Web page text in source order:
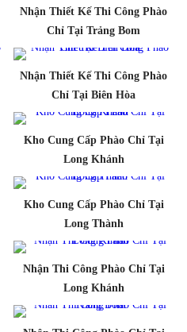
Nhận Thiết Kế Thi Công Phào
Chỉ Tại Trảng Bom
Nhận Thiết Kế Thi Công Phào
Chỉ Tại Biên Hòa
Kho Cung Cấp Phào Chỉ Tại
Long Khánh
Kho Cung Cấp Phào Chỉ Tại
Long Thành
Nhận Thi Công Phào Chỉ Tại
Long Khánh